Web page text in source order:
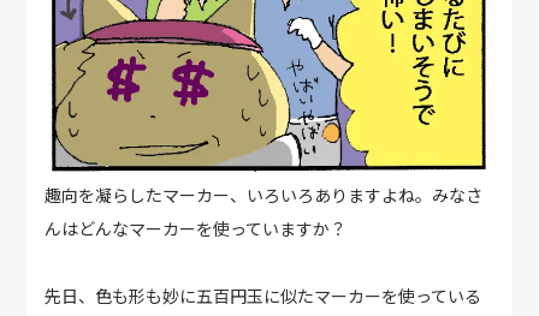
趣向を凝らしたマーカー、いろいろありますよね。みなさ
んはどんなマーカーを使っていますか？
先日、色も形も妙に五百円玉に似たマーカーを使っている